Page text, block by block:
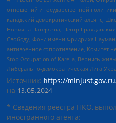
отношений и государственной
канадский демократический альянс,
Нормана Патерсона, Центр
Свободу, Фонд имени Фридриха
антивоенное сопротивление, Комитет
Stop Occupation of Karelia, Вернись
Либерально-демократическая Лига
Источник: https://
на 13.05.2024
* Сведения реестра НКО,
иностранного агента: